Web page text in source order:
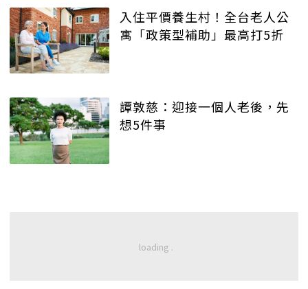
入住平價養生村！全台老人公
寓「政策型補助」最高打5折
譚敦慈：迎接一個人老後，先
想5件事